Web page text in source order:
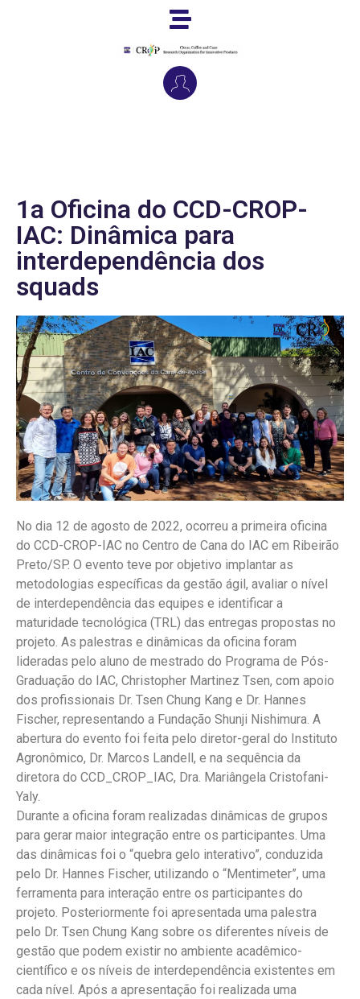
1a Oficina do CCD-CROP-
IAC: Dinâmica para
interdependência dos
squads
No dia 12 de agosto de 2022, ocorreu a primeira oficina
do CCD-CROP-IAC no Centro de Cana do IAC em Ribeirão
Preto/SP. O evento teve por objetivo implantar as
metodologias específicas da gestão ágil, avaliar o nível
de interdependência das equipes e identificar a
maturidade tecnológica (TRL) das entregas propostas no
projeto. As palestras e dinâmicas da oficina foram
lideradas pelo aluno de mestrado do Programa de Pós-
Graduação do IAC, Christopher Martinez Tsen, com apoio
dos profissionais Dr. Tsen Chung Kang e Dr. Hannes
Fischer, representando a Fundação Shunji Nishimura. A
abertura do evento foi feita pelo diretor-geral do Instituto
Agronômico, Dr. Marcos Landell, e na sequência da
diretora do CCD_CROP_IAC, Dra. Mariângela Cristofani-
Yaly.
Durante a oficina foram realizadas dinâmicas de grupos
para gerar maior integração entre os participantes. Uma
das dinâmicas foi o “quebra gelo interativo”, conduzida
pelo Dr. Hannes Fischer, utilizando o “Mentimeter”, uma
ferramenta para interação entre os participantes do
projeto. Posteriormente foi apresentada uma palestra
pelo Dr. Tsen Chung Kang sobre os diferentes níveis de
gestão que podem existir no ambiente acadêmico-
científico e os níveis de interdependência existentes em
cada nível. Após a apresentação foi realizada uma